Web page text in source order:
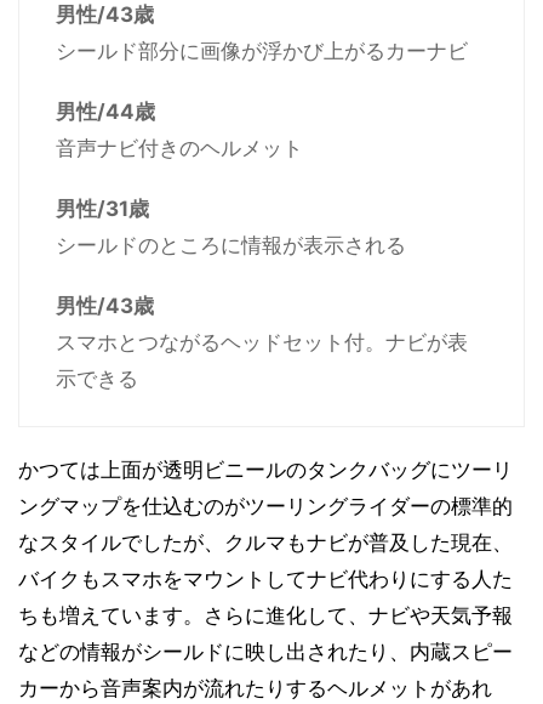
男性/43歳
シールド部分に画像が浮かび上がるカーナビ
男性/44歳
音声ナビ付きのヘルメット
男性/31歳
シールドのところに情報が表示される
男性/43歳
スマホとつながるヘッドセット付。ナビが表
示できる
かつては上面が透明ビニールのタンクバッグにツーリ
ングマップを仕込むのがツーリングライダーの標準的
なスタイルでしたが、クルマもナビが普及した現在、
バイクもスマホをマウントしてナビ代わりにする人た
ちも増えています。さらに進化して、ナビや天気予報
などの情報がシールドに映し出されたり、内蔵スピー
カーから音声案内が流れたりするヘルメットがあれ